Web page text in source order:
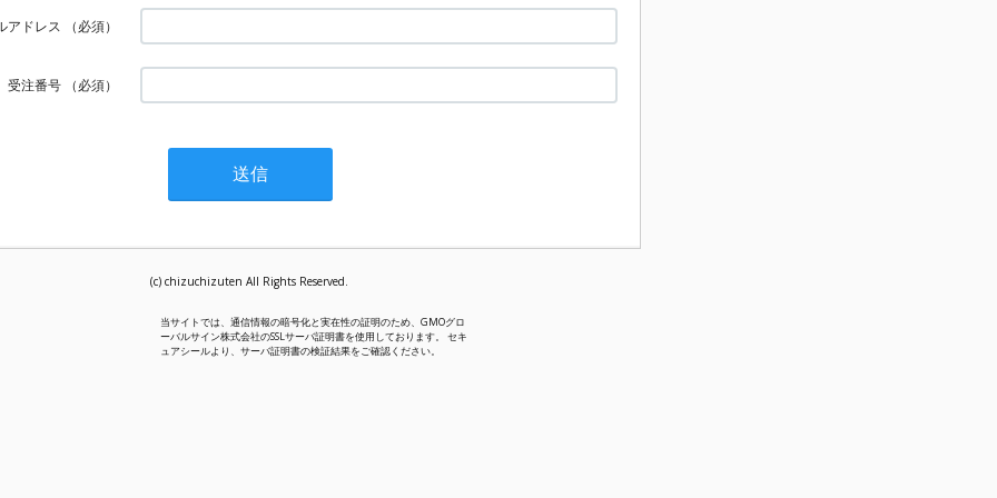
アドレス （必須）
受注番号 （必須）
(c) chizuchizuten All Rights Reserved.
当サイトでは、通信情報の暗号化と実在性の証明のため、GMOグロ
ーバルサイン株式会社のSSLサーバ証明書を使用しております。 セキ
ュアシールより、サーバ証明書の検証結果をご確認ください。